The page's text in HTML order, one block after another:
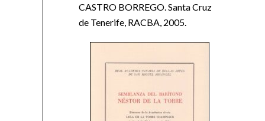
CASTRO BORREGO. Santa Cruz
de Tenerife, RACBA, 2005.